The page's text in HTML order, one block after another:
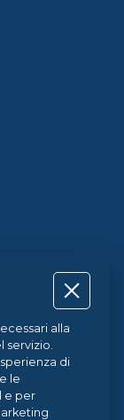
alla
servizio.
di
le
e per